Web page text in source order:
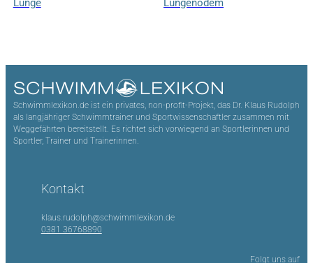
Lunge Lungenödem
Schwimmlexikon.de ist ein privates, non-profit-Projekt, das Dr. Klaus Rudolph
als langjähriger Schwimmtrainer und Sportwissenschaftler zusammen mit
Weggefährten bereitstellt. Es richtet sich vorwiegend an Sportlerinnen und
Sportler, Trainer und Trainerinnen.
Kontakt
klaus.rudolph@schwimmlexikon.de
0381 36768890
Folgt uns auf